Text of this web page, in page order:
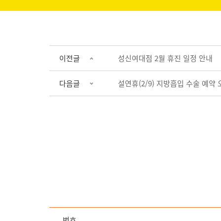
이전글 성신여대점 2월 휴진 일정 안내
다음글 설연휴(2/9) 지방흡입 수술 예약